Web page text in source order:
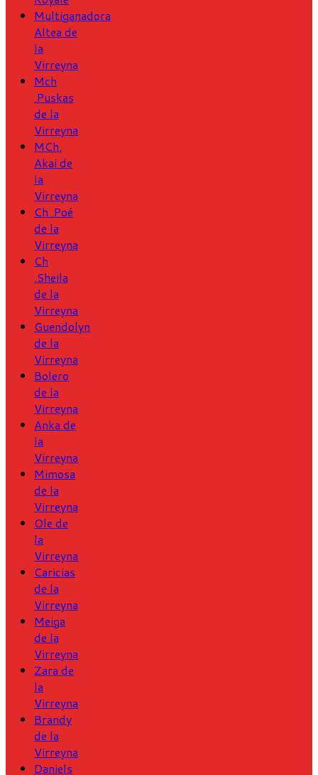
Multiganadora
Altea de
la
Virreyna
Mch
.Puskas
de la
Virreyna
MCh.
Akai de
la
Virreyna
Ch .Poé
de la
Virreyna
Ch
.Sheila
de la
Virreyna
Guendolyn
de la
Virreyna
Bolero
de la
Virreyna
Anka de
la
Virreyna
Mimosa
de la
Virreyna
Ole de
la
Virreyna
Caricias
de la
Virreyna
Meiga
de la
Virreyna
Zara de
la
Virreyna
Brandy
de la
Virreyna
Daniels